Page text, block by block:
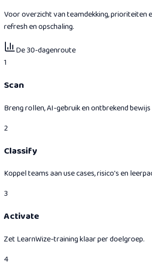
Voor overzicht van teamdekking, prioriteiten
refresh en opschaling.
De 30-dagenroute
1
Scan
Breng rollen, AI-gebruik en ontbrekend
2
Classify
Koppel teams aan use cases, risico's en
3
Activate
Zet LearnWize-training klaar per doelgroep.
4